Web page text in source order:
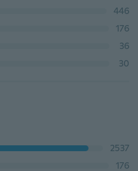
446
176
36
30
2537
176